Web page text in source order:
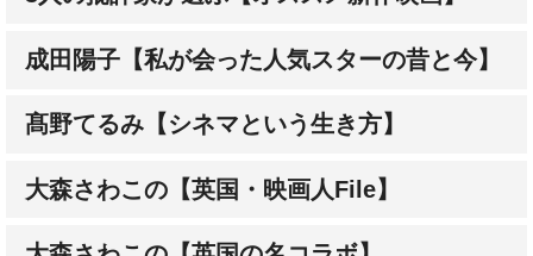
成田陽子【私が会った人気スターの昔と今】
髙野てるみ【シネマという生き方】
大森さわこの【英国・映画人File】